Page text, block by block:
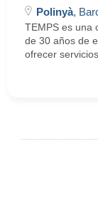
Polinyà,
TEMPS es una
de 30 años de
ofrecer